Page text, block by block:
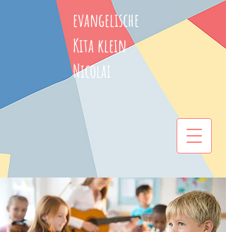
evangelische
Kita klein
Nicolai